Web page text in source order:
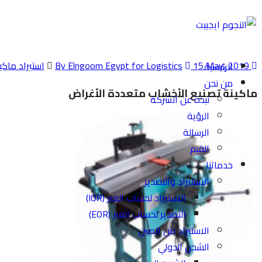
الرئيسية
من نحن
نبذة عن الشركة
الرؤية
الرسالة
القيم
خدماتنا
الاستيراد والتصدير
الاستيراد لحساب الغير (IOR)
التصدير لحساب الغير (EOR)
الاستيراد من الصين
الشحن الدولي
By Elngoom Egypt for Logistics15 May، 2019 استيراد
ماكينة تصنيع الأخشاب متعددة الأغراض